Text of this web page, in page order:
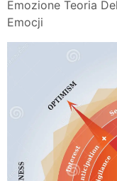
Emozione Teoria
Emocji